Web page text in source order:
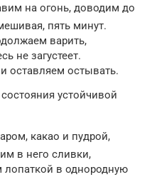
на огонь, доводим до
пять минут.
варить,
не загустеет.
оставляем остывать.
устойчивой
какао и пудрой,
в него сливки,
лопаткой в однородную